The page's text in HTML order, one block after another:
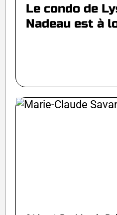
Le condo de
Nadeau est à